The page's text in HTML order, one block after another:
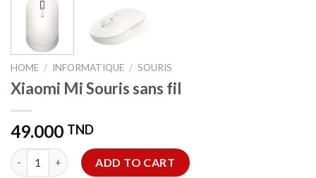
HOME / INFORMATIQUE / SOURIS
Xiaomi Mi Souris sans fil
49.000 TND
Xiaomi Mi Souris sans fil quantity
ADD TO CART